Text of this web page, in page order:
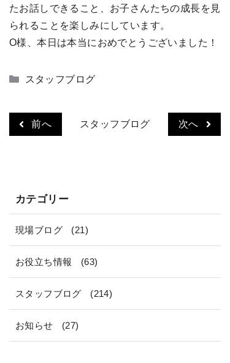
たお話しできること、お子さんたちの成長を見
られることを楽しみにしています。
O様、本日は本当におめでとうございました！
カ
リ
ー
スタッフブログ
前へ スタッフブログ 次へ
カテゴリー
現場ブログ (21)
お役立ち情報 (63)
スタッフブログ (214)
お知らせ (27)